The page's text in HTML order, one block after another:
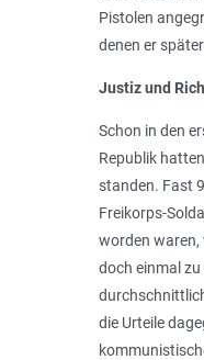
Pistolen
denen er
Justiz und
Schon in den
Republik
standen. Fast
Freikorps-
worden waren,
doch einmal
die Urteile